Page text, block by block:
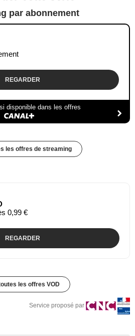
par abonnement
REGARDER
disponible dans les offres
les offres de streaming
0,99 €
REGARDER
les offres VOD
Service proposé par